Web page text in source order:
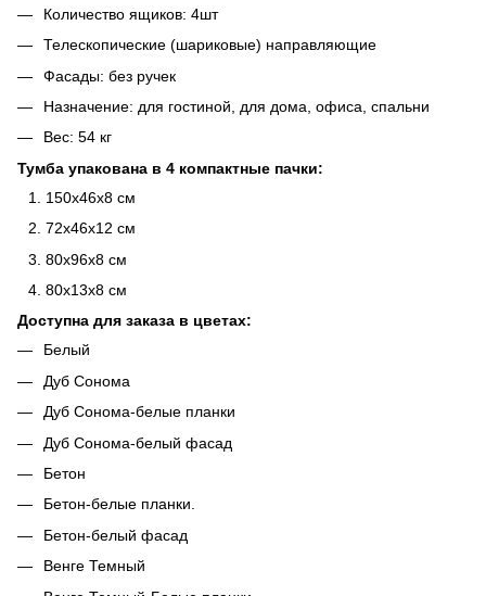
Количество ящиков: 4шт
Телескопические (шариковые) направляющие
Фасады: без ручек
Назначение: для гостиной, для дома, офиса, спальни
Вес: 54 кг
Тумба упакована в 4 компактные пачки:
150х46х8 см
72х46х12 см
80х96х8 см
80х13х8 см
Доступна для заказа в цветах:
Белый
Дуб Сонома
Дуб Сонома-белые планки
Дуб Сонома-белый фасад
Бетон
Бетон-белые планки.
Бетон-белый фасад
Венге Темный